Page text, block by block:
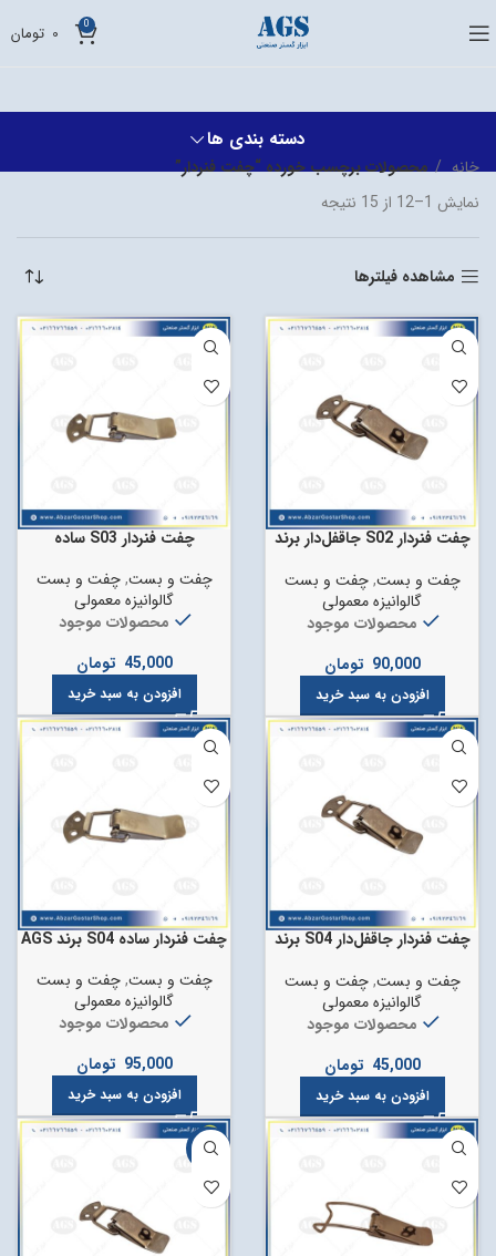
0
0 تومان
دسته بندی ها
خانه
محصولات برچسب خورده “چفت فنردار”
نمایش 1–12 از 15 نتیجه
مشاهده فیلترها
چفت فنردار S02 جاقفل‌دار برند
چفت و بست,چفت و بست
گالوانیزه معمولی
محصولات موجود
90,000 تومان
افزودن به سبد خرید
چفت فنردار S03 ساده
چفت و بست,چفت و بست
گالوانیزه معمولی
محصولات موجود
45,000 تومان
افزودن به سبد خرید
چفت فنردار جاقفل‌دار S04 برند
چفت و بست,چفت و بست
گالوانیزه معمولی
محصولات موجود
45,000 تومان
افزودن به سبد خرید
چفت فنردار ساده S04 برند AGS
چفت و بست,چفت و بست
گالوانیزه معمولی
محصولات موجود
95,000 تومان
افزودن به سبد خرید
-11%